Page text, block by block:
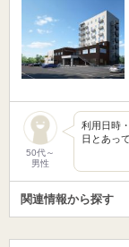
50代～
男性
利用日時
日とあっ
関連情報から探す